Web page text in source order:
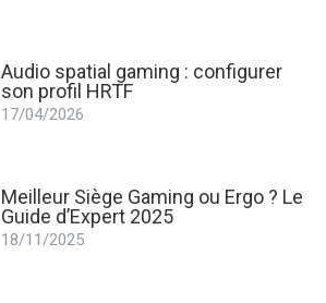
Audio spatial gaming : configurer
son profil HRTF
17/04/2026
Meilleur Siège Gaming ou Ergo ? Le
Guide d’Expert 2025
18/11/2025